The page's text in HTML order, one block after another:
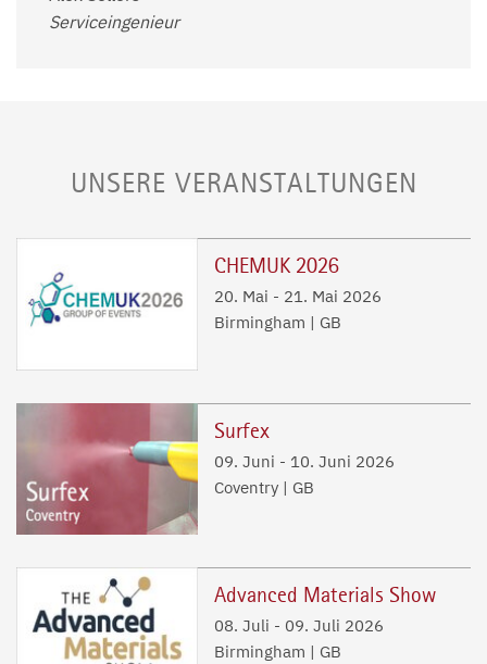
Serviceingenieur
UNSERE VERANSTALTUNGEN
CHEMUK 2026
20. Mai - 21. Mai 2026
Birmingham | GB
Surfex
09. Juni - 10. Juni 2026
Coventry | GB
Advanced Materials Show
08. Juli - 09. Juli 2026
Birmingham | GB